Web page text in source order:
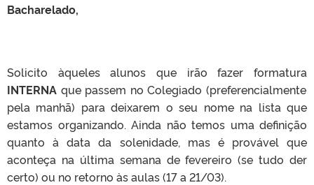
Bacharelado,
Solicito àqueles alunos que irão fazer formatura
INTERNA que passem no Colegiado (preferencialmente
pela manhã) para deixarem o seu nome na lista que
estamos organizando. Ainda não temos uma definição
quanto à data da solenidade, mas é provável que
aconteça na última semana de fevereiro (se tudo der
certo) ou no retorno às aulas (17 a 21/03).